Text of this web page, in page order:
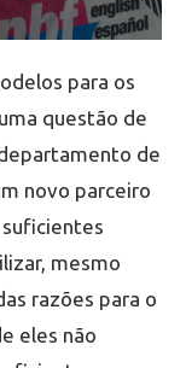
para os
questão de
de
novo parceiro
mesmo
razões para o
eles não